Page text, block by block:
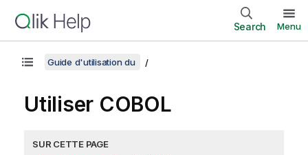
Search Menu
Guide d'utilisation du
Utiliser COBOL
SUR CETTE PAGE